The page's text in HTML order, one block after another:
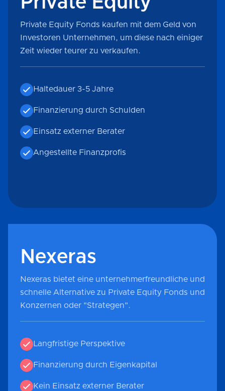
Private Equity Fonds kaufen mit dem Geld von
Investoren Unternehmen, um diese nach einiger
Zeit wieder teurer zu verkaufen.
Haltedauer 3-5 Jahre
Finanzierung durch Schulden
Einsatz externer Berater
Angestellte Finanzprofis
Nexeras
Nexeras bietet eine unternehmerfreundliche und
schnelle Alternative zu Private Equity Fonds und
Konzernen oder "Strategen".
Langfristige Perspektive
Finanzierung durch Eigenkapital
Kein Einsatz externer Berater